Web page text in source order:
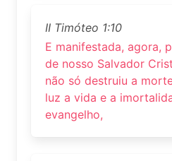
II Timóteo 1:10
E manifestada, agora,
de nosso Salvador
não só destruiu a
luz a vida e a
evangelho,